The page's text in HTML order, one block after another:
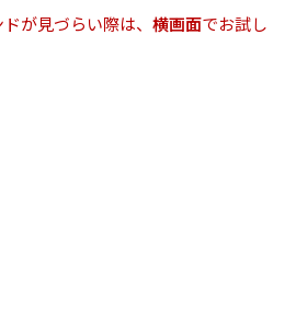
が見づらい際は、 横画面でお試し